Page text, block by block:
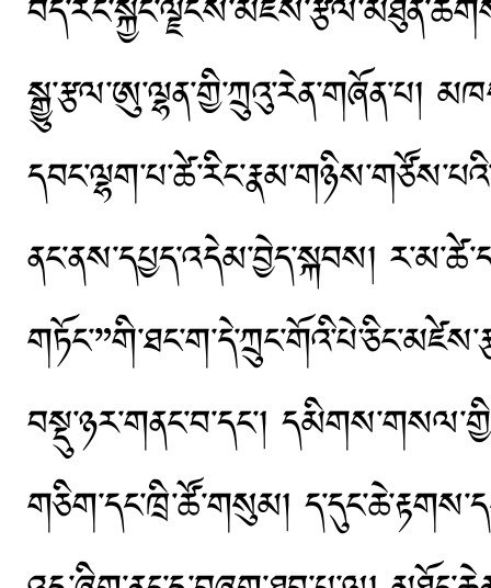
ནང་ནས་དཔྱད་འདེམ་བྱེད་སྐབས།
བསྡུ་ཉར་གནང་བ་དང་།
གཅིག་དང་ཁྲི་ཚོ་གསུམ།